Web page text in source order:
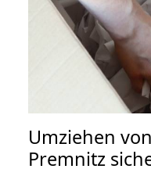
Umziehen von
Premnitz